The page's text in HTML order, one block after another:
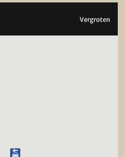
Vergroten